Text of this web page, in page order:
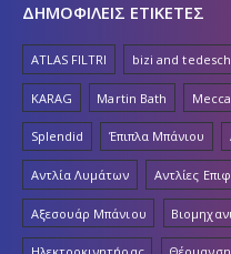
ΔΗΜΟΦΙΛΕΙΣ ΕΤΙΚΕΤΕΣ
ATLAS FILTRI bizi and
KARAG Martin Bath
Splendid Έπιπλα Μπάνιου
Αντλία Λυμάτων Αντλίες
Αξεσουάρ Μπάνιου